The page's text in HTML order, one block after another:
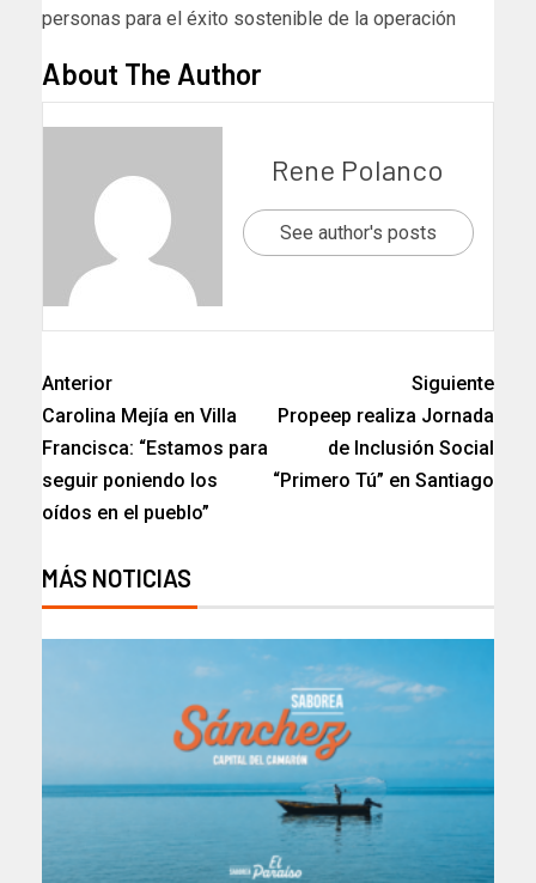
personas para el éxito sostenible de la operación
About The Author
Rene Polanco
See author's posts
Anterior
Carolina Mejía en Villa
Francisca: “Estamos para
seguir poniendo los
oídos en el pueblo”
Siguiente
Propeep realiza Jornada
de Inclusión Social
“Primero Tú” en Santiago
MÁS NOTICIAS